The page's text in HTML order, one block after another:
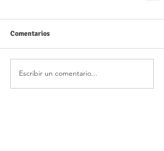
Comentarios
Escribir un comentario...